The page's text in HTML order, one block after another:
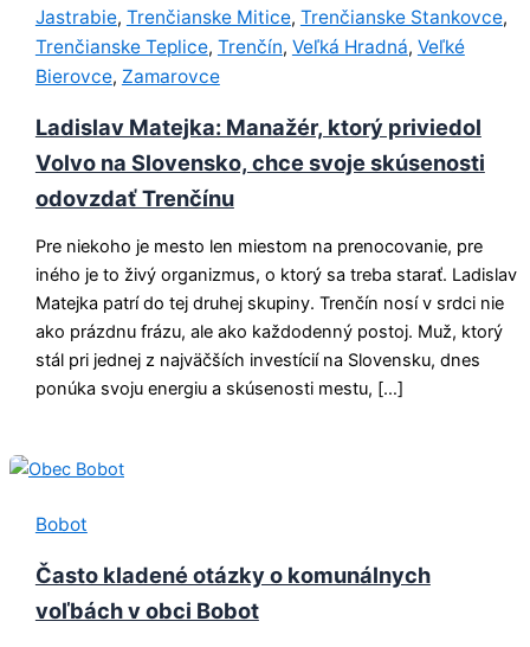
Jastrabie, Trenčianske Mitice, Trenčianske Stankovce,
Trenčianske Teplice, Trenčín, Veľká Hradná, Veľké
Bierovce, Zamarovce
Ladislav Matejka: Manažér, ktorý priviedol
Volvo na Slovensko, chce svoje skúsenosti
odovzdať Trenčínu
Pre niekoho je mesto len miestom na prenocovanie, pre
iného je to živý organizmus, o ktorý sa treba starať. Ladislav
Matejka patrí do tej druhej skupiny. Trenčín nosí v srdci nie
ako prázdnu frázu, ale ako každodenný postoj. Muž, ktorý
stál pri jednej z najväčších investícií na Slovensku, dnes
ponúka svoju energiu a skúsenosti mestu, […]
Bobot
Často kladené otázky o komunálnych
voľbách v obci Bobot